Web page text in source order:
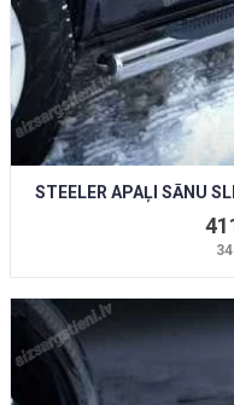
STEELER APAĻI SĀNU